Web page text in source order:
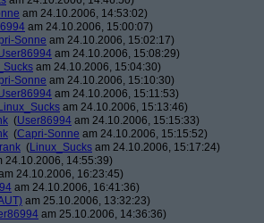
am 24.10.2006, 14:53:02)
am 24.10.2006, 15:00:07)
Sonne am 24.10.2006, 15:02:17)
am 24.10.2006, 15:08:29)
am 24.10.2006, 15:04:30)
Sonne am 24.10.2006, 15:10:30)
am 24.10.2006, 15:11:53)
Linux_Sucks am 24.10.2006, 15:13:46)
(User86994 am 24.10.2006, 15:15:33)
(Capri-Sonne am 24.10.2006, 15:15:52)
(Linux_Sucks am 24.10.2006, 15:17:24)
24.10.2006, 14:55:39)
24.10.2006, 16:23:45)
am 24.10.2006, 16:41:36)
am 25.10.2006, 13:32:23)
am 25.10.2006, 14:36:36)